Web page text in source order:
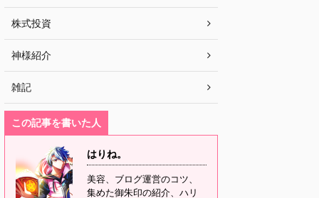
株式投資
神様紹介
雑記
この記事を書いた人
はりね。
美容、ブログ運営のコツ、
集めた御朱印の紹介、ハリ